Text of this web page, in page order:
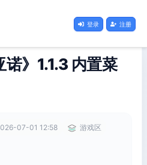
登录 注册
诺》1.1.3 内置菜
07-01 12:58
游戏区